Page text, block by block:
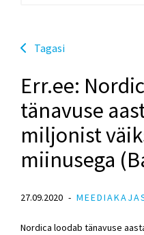
Tagasi
Err.ee:
tänavuse
miljonist
miinusega
27.09.2020
Nordica loodab tänavuse